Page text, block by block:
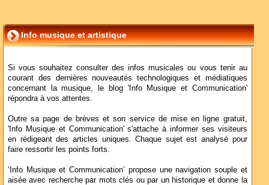
Info musique et artistique
Si vous souhaitez consulter des infos musicales ou vous tenir au
courant des dernières nouveautés technologiques et médiatiques
concernant la musique, le blog 'Info Musique et Communication'
répondra à vos attentes.
Outre sa page de brèves et son service de mise en ligne gratuit,
'Info Musique et Communication' s'attache à informer ses visiteurs
en rédigeant des articles uniques. Chaque sujet est analysé pour
faire ressortir les points forts.
‘Info Musique et Communication’ propose une navigation souple et
aisée avec recherche par mots clés ou par un historique et donne la